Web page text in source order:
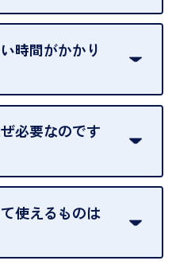
させていただきます。
物をお戻しすることがで
ちに、お気軽にお申し出
間保管しております。
ん。査定金額にご納得いた
お断りいただいても問題
ご相談ください。
時間がかかり
って異なりますが、店頭買
程度が目安です。大量の
をいただくことがございま
必要なのです
り、お客様のご本人確認を
います。安心してお取引
をお願いいたします。
使えるものは